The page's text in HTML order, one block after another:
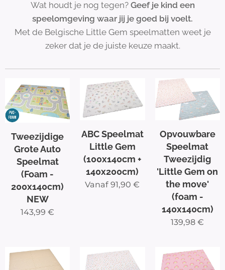
Wat houdt je nog tegen? Geef je kind een
speelomgeving waar jij je goed bij voelt.
Met de Belgische Little Gem speelmatten weet je
zeker dat je de juiste keuze maakt.
Tweezijdige
Grote Auto
Speelmat
(Foam -
200x140cm)
NEW
143,99 €
ABC Speelmat
Little Gem
(100x140cm +
140x200cm)
Vanaf91,90 €
Opvouwbare
Speelmat
Tweezijdig
'Little Gem on
the move'
(foam -
140x140cm)
139,98 €